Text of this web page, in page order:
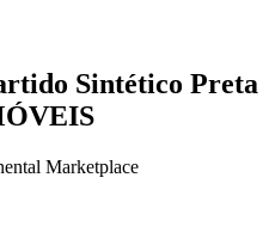
Sintético Preta
Marketplace